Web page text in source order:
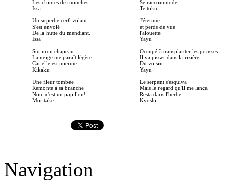
Se raccommode.
Teitoku
J'éternue
et perds de vue
l'alouette
Yayu
Occupé à transplanter les pousses
Il va pisser dans la rizière
Du voisin.
Yayu
Le serpent s'esquiva
Mais le regard qu'il me lança
Resta dans l'herbe.
Kyoshi
Les chiures de mouches.
Issa
Un superbe cerf-volant
S'est envolé
De la hutte du mendiant.
Issa
Sur mon chapeau
La neige me paraît légère
Car elle est mienne.
Kikaku
Une fleur tombée
Remonte à sa branche
Non, c'est un papillon!
Moritake
Navigation